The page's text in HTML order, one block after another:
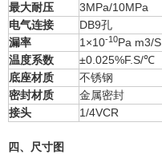
最大耐压
3MPa/10MPa
电气连接
DB9孔
漏率
1×10-10Pa m3/S
温度系数
±0.025%F.S/℃
底座材质
不锈钢
密封材质
金属密封
接头
1/4VCR
四、尺寸图